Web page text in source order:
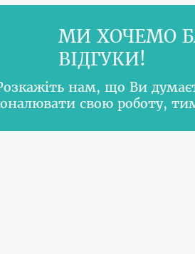
МИ ХОЧЕМО
ВІДГУКИ!
нам, що Ви
свою роботу,